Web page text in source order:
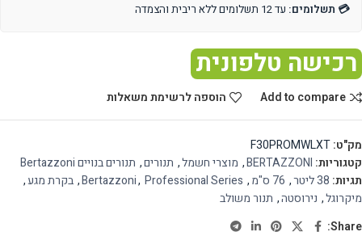
💳 תשלומים: עד 12 תשלומים ללא ריבית והצמדה
רכישה טלפונית
Add to compare הוספה לרשימת משאלות
מק"ט:F30PROMWLXT
קטגוריות: BERTAZZONI
, מוצרי חשמל, תנורים, תנורים בנויים Bertazzoni
תגיות: 38 ליטר , 76 ס"מ ,
Bertazzoni, Professional Series
, בקרת מגע,
מיקרוגל, נירוסטה, תנור משולב
Share: